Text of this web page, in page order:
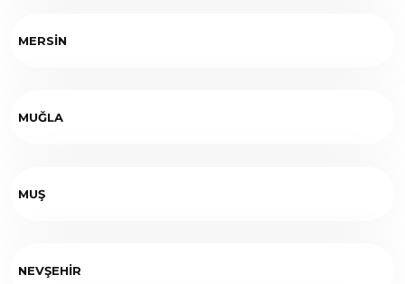
MERSİN
MUĞLA
MUŞ
NEVŞEHİR